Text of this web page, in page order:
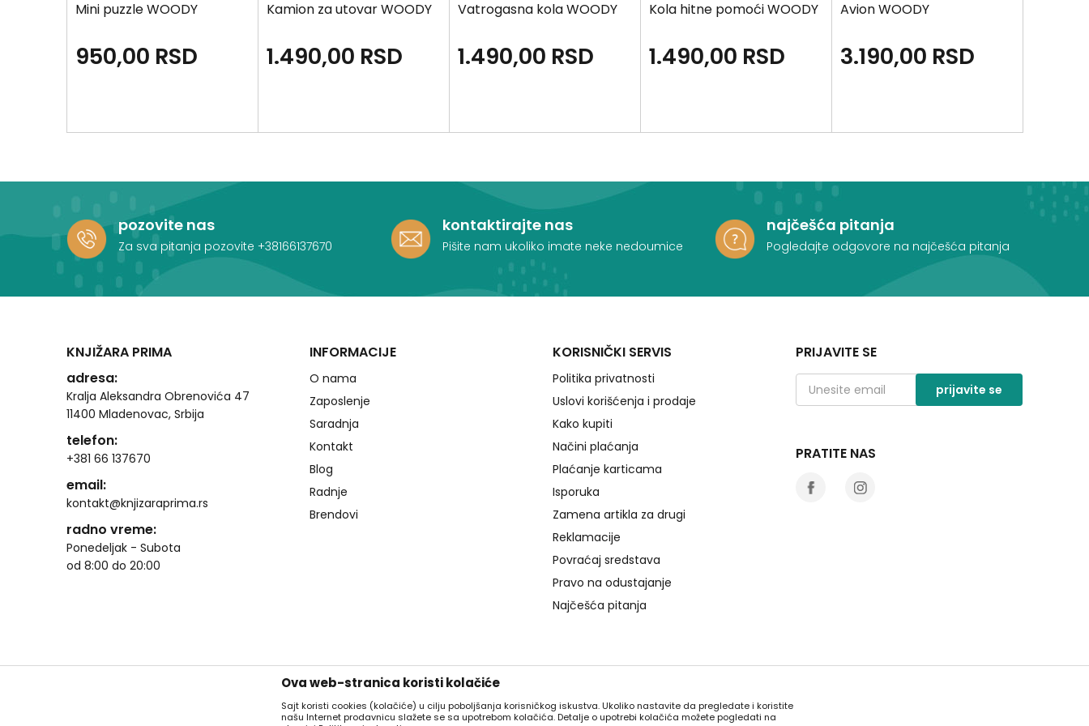
Mini puzzle WOODY
950,00 RSD
Kamion za utovar WOODY
1.490,00 RSD
Vatrogasna kola WOODY
1.490,00 RSD
Kola hitne pomoći WOODY
1.490,00 RSD
Avion WOODY
3.190,00 RSD
pozovite nas
Za sva pitanja pozovite +38166137670
kontaktirajte nas
Pišite nam ukoliko imate neke nedoumice
najčešća pitanja
Pogledajte odgovore na najčešća pitanja
KNJIŽARA PRIMA
adresa:
Kralja Aleksandra Obrenovića 47
11400 Mladenovac, Srbija
telefon:
+381 66 137670
email:
kontakt@knjizaraprima.rs
radno vreme:
Ponedeljak - Subota
od 8:00 do 20:00
INFORMACIJE
O nama
Zaposlenje
Saradnja
Kontakt
Blog
Radnje
Brendovi
KORISNIČKI SERVIS
Politika privatnosti
Uslovi korišćenja i prodaje
Kako kupiti
Načini plaćanja
Plaćanje karticama
Isporuka
Zamena artikla za drugi
Reklamacije
Povraćaj sredstava
Pravo na odustajanje
Najčešća pitanja
PRIJAVITE SE
prijavite se
PRATITE NAS
Ova web-stranica koristi kolačiće
Sajt koristi cookies (kolačiće) u cilju poboljšanja korisničkog iskustva. Ukoliko nastavite da pregledate i koristite
našu Internet prodavnicu slažete se sa upotrebom kolačića. Detalje o upotrebi kolačića možete pogledati na